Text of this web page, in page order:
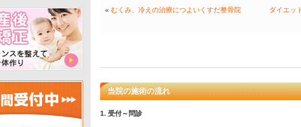
ダイエッ
« むくみ、冷えの治療につよいくすだ整骨院
当院の施術の流れ
1. 受付～問診